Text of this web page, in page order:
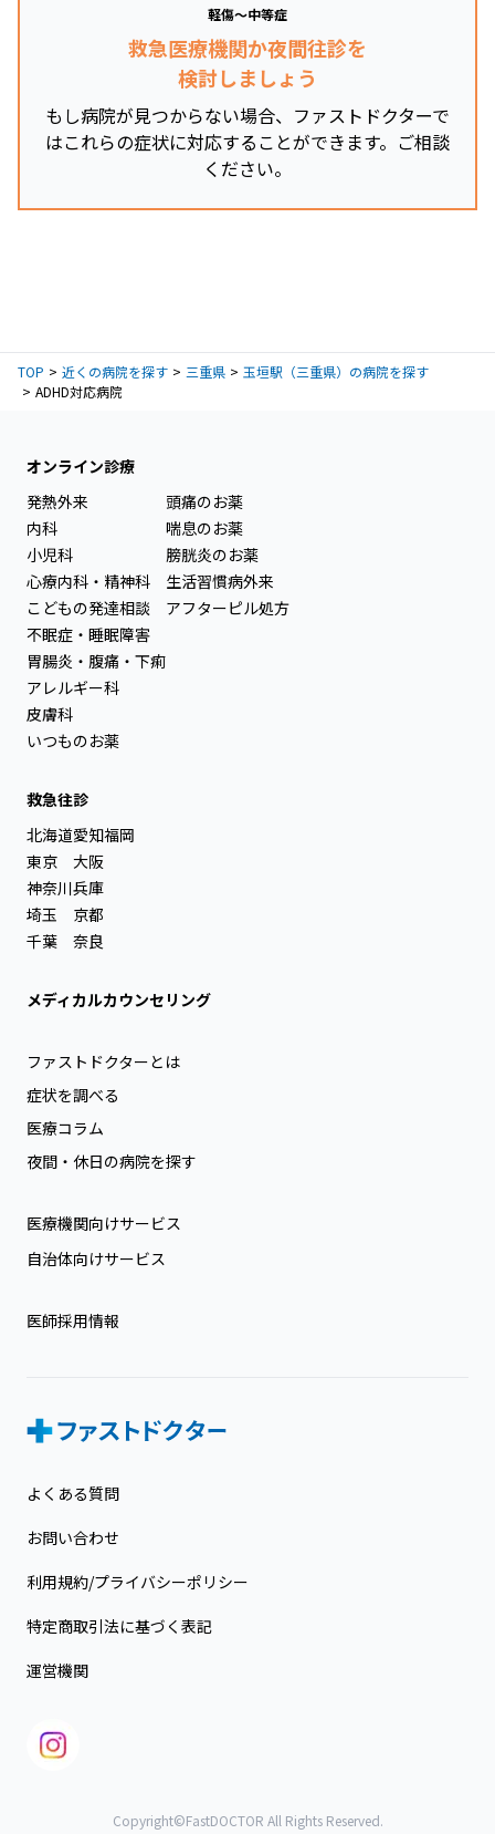
軽傷～中等症
救急医療機関か夜間往診を
検討しましょう
もし病院が見つからない場合、ファストドクターで
はこれらの症状に対応することができます。ご相談
ください。
TOP 近くの病院を探す 三重県
玉垣駅（三重県）の病院を探す
ADHD対応病院
オンライン診療
発熱外来
内科
小児科
心療内科・精神科
こどもの発達相談
不眠症・睡眠障害
胃腸炎・腹痛・下痢
アレルギー科
皮膚科
いつものお薬
頭痛のお薬
喘息のお薬
膀胱炎のお薬
生活習慣病外来
アフターピル処方
救急往診
北海道
東京
神奈川
埼玉
千葉
愛知
大阪
兵庫
京都
奈良
福岡
メディカルカウンセリング
ファストドクターとは
症状を調べる
医療コラム
夜間・休日の病院を探す
医療機関向けサービス
自治体向けサービス
医師採用情報
よくある質問
お問い合わせ
利用規約/プライバシーポリシー
特定商取引法に基づく表記
運営機関
Copyright©FastDOCTOR All Rights Reserved.